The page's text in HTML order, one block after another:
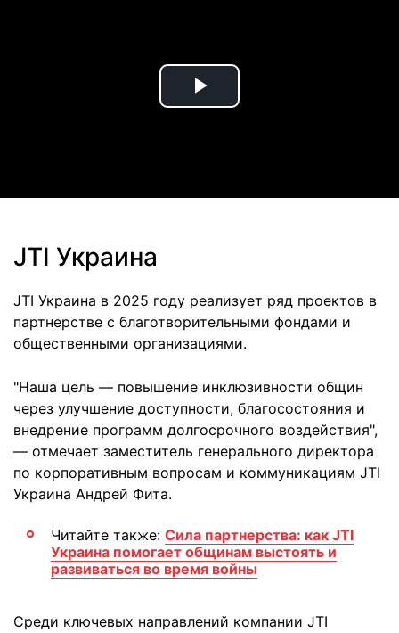
Play
JTI Украина
JTI Украина в 2025 году реализует ряд проектов в
партнерстве с благотворительными фондами и
общественными организациями.
"Наша цель — повышение инклюзивности общин
через улучшение доступности, благосостояния и
внедрение программ долгосрочного воздействия",
— отмечает заместитель генерального директора
по корпоративным вопросам и коммуникациям JTI
Украина Андрей Фита.
Читайте также: Сила партнерства: как JTI
Украина помогает общинам выстоять и
развиваться во время войны
Среди ключевых направлений компании JTI